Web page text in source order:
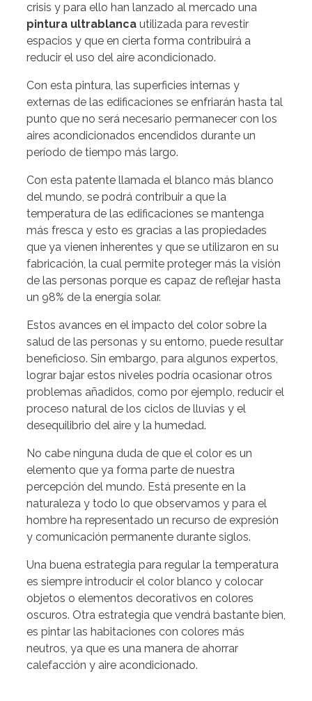
crisis y para ello han lanzado al mercado una
pintura ultrablanca utilizada para revestir
espacios y que en cierta forma contribuirá a
reducir el uso del aire acondicionado.
Con esta pintura, las superficies internas y
externas de las edificaciones se enfriarán hasta tal
punto que no será necesario permanecer con los
aires acondicionados encendidos durante un
período de tiempo más largo.
Con esta patente llamada el blanco más blanco
del mundo, se podrá contribuir a que la
temperatura de las edificaciones se mantenga
más fresca y esto es gracias a las propiedades
que ya vienen inherentes y que se utilizaron en su
fabricación, la cual permite proteger más la visión
de las personas porque es capaz de reflejar hasta
un 98% de la energía solar.
Estos avances en el impacto del color sobre la
salud de las personas y su entorno, puede resultar
beneficioso. Sin embargo, para algunos expertos,
lograr bajar estos niveles podría ocasionar otros
problemas añadidos, como por ejemplo, reducir el
proceso natural de los ciclos de lluvias y el
desequilibrio del aire y la humedad.
No cabe ninguna duda de que el color es un
elemento que ya forma parte de nuestra
percepción del mundo. Está presente en la
naturaleza y todo lo que observamos y para el
hombre ha representado un recurso de expresión
y comunicación permanente durante siglos.
Una buena estrategia para regular la temperatura
es siempre introducir el color blanco y colocar
objetos o elementos decorativos en colores
oscuros. Otra estrategia que vendrá bastante bien,
es pintar las habitaciones con colores más
neutros, ya que es una manera de ahorrar
calefacción y aire acondicionado.